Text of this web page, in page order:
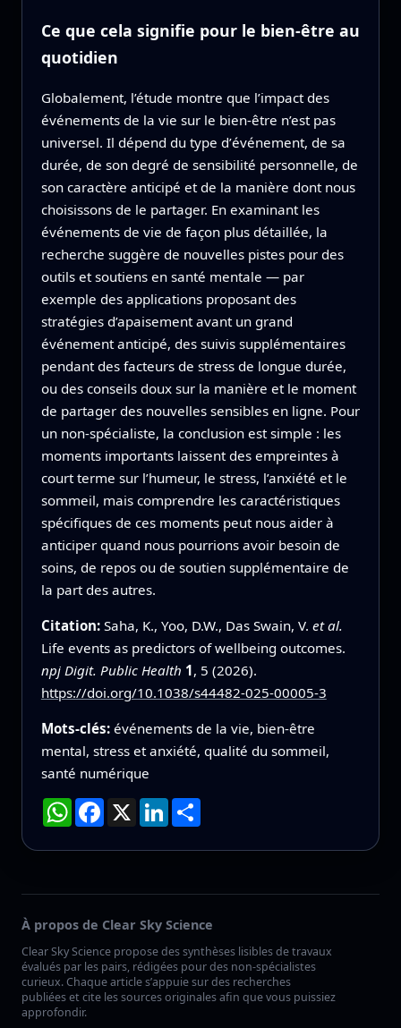
Ce que cela signifie pour le bien‑être au
quotidien
Globalement, l’étude montre que l’impact des
événements de la vie sur le bien‑être n’est pas
universel. Il dépend du type d’événement, de sa
durée, de son degré de sensibilité personnelle, de
son caractère anticipé et de la manière dont nous
choisissons de le partager. En examinant les
événements de vie de façon plus détaillée, la
recherche suggère de nouvelles pistes pour des
outils et soutiens en santé mentale — par
exemple des applications proposant des
stratégies d’apaisement avant un grand
événement anticipé, des suivis supplémentaires
pendant des facteurs de stress de longue durée,
ou des conseils doux sur la manière et le moment
de partager des nouvelles sensibles en ligne. Pour
un non‑spécialiste, la conclusion est simple : les
moments importants laissent des empreintes à
court terme sur l’humeur, le stress, l’anxiété et le
sommeil, mais comprendre les caractéristiques
spécifiques de ces moments peut nous aider à
anticiper quand nous pourrions avoir besoin de
soins, de repos ou de soutien supplémentaire de
la part des autres.
Citation: Saha, K., Yoo, D.W., Das Swain, V. et al.
Life events as predictors of wellbeing outcomes.
npj Digit. Public Health 1, 5 (2026).
https://doi.org/10.1038/s44482-025-00005-3
Mots-clés: événements de la vie, bien-être
mental, stress et anxiété, qualité du sommeil,
santé numérique
WhatsApp
Facebook
X LinkedInPartager
À propos de Clear Sky Science
Clear Sky Science propose des synthèses lisibles de travaux
évalués par les pairs, rédigées pour des non-spécialistes
curieux. Chaque article s’appuie sur des recherches
publiées et cite les sources originales afin que vous puissiez
approfondir.